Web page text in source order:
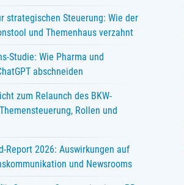
strategischen Steuerung: Wie der
und Themenhaus verzahnt
Studie: Wie Pharma und
abschneiden
zum Relaunch des BKW-
Rollen und
Report 2026: Auswirkungen auf
und Newsrooms